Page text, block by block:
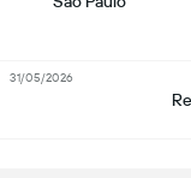
31/05/2026